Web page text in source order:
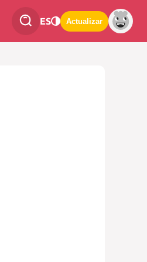
ES Actualizar